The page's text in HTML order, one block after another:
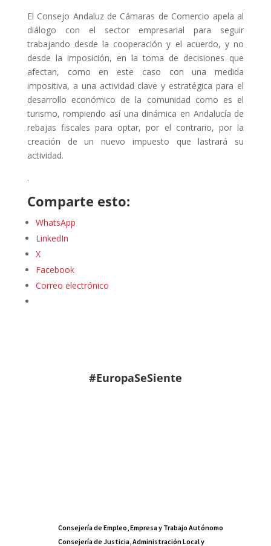
El Consejo Andaluz de Cámaras de Comercio apela al
diálogo con el sector empresarial para seguir
trabajando desde la cooperación y el acuerdo, y no
desde la imposición, en la toma de decisiones que
afectan, como en este caso con una medida
impositiva, a una actividad clave y estratégica para el
desarrollo económico de la comunidad como es el
turismo, rompiendo así una dinámica en Andalucía de
rebajas fiscales para optar, por el contrario, por la
creación de un nuevo impuesto que lastrará su
actividad.
.
Comparte esto:
WhatsApp
LinkedIn
X
Facebook
Correo electrónico
#EuropaSeSiente
Consejería de Empleo, Empresa y Trabajo Autónomo
Consejería de Justicia, Administración Local y